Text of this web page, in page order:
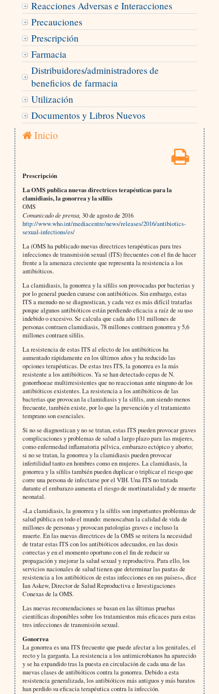
Reacciones Adversas e Interacciones
Precauciones
Prescripción
Farmacia
Distribuidores/administradores de
beneficios de farmacia
Utilización
Documentos y Libros Nuevos
Inicio
Prescripción
La OMS publica nuevas directrices terapéuticas para la
clamidiasis, la gonorrea y la sífilis
OMS
Comunicado de prensa, 30 de agosto de 2016
http://www.who.int/mediacentre/news/releases/2016/antibiotics-
sexual-infections/es/
La (OMS ha publicado nuevas directrices terapéuticas para tres
infecciones de transmisión sexual (ITS) frecuentes con el fin de hacer
frente a la amenaza creciente que representa la resistencia a los
antibióticos.
La clamidiasis, la gonorrea y la sífilis son provocadas por bacterias y
por lo general pueden curarse con antibióticos. Sin embargo, estas
ITS a menudo no se diagnostican, y cada vez es más difícil tratarlas
porque algunos antibióticos están perdiendo eficacia a raíz de su uso
indebido o excesivo. Se calcula que cada año 131 millones de
personas contraen clamidiasis, 78 millones contraen gonorrea y 5,6
millones contraen sífilis.
La resistencia de estas ITS al efecto de los antibióticos ha
aumentado rápidamente en los últimos años y ha reducido las
opciones terapéuticas. De estas tres ITS, la gonorrea es la más
resistente a los antibióticos. Ya se han detectado cepas de N.
gonorrhoeae multirresistentes que no reaccionan ante ninguno de los
antibióticos existentes. La resistencia a los antibióticos de las
bacterias que provocan la clamidiasis y la sífilis, aun siendo menos
frecuente, también existe, por lo que la prevención y el tratamiento
temprano son esenciales.
Si no se diagnostican y no se tratan, estas ITS pueden provocar graves
complicaciones y problemas de salud a largo plazo para las mujeres,
como enfermedad inflamatoria pélvica, embarazo ectópico y aborto;
si no se tratan, la gonorrea y la clamidiasis pueden provocar
infertilidad tanto en hombres como en mujeres. La clamidiasis, la
gonorrea y la sífilis también pueden duplicar o triplicar el riesgo que
corre una persona de infectarse por el VIH. Una ITS no tratada
durante el embarazo aumenta el riesgo de mortinatalidad y de muerte
neonatal.
«La clamidiasis, la gonorrea y la sífilis son importantes problemas de
salud pública en todo el mundo: menoscaban la calidad de vida de
millones de personas y provocan patologías graves e incluso la
muerte. En las nuevas directrices de la OMS se reitera la necesidad
de tratar estas ITS con los antibióticos adecuados, en las dosis
correctas y en el momento oportuno con el fin de reducir su
propagación y mejorar la salud sexual y reproductiva. Para ello, los
servicios nacionales de salud tienen que determinar las pautas de
resistencia a los antibióticos de estas infecciones en sus países», dice
Ian Askew, Director de Salud Reproductiva e Investigaciones
Conexas de la OMS.
Las nuevas recomendaciones se basan en las últimas pruebas
científicas disponibles sobre los tratamientos más eficaces para estas
tres infecciones de transmisión sexual.
Gonorrea
La gonorrea es una ITS frecuente que puede afectar a los genitales, el
recto y la garganta. La resistencia a los antimicrobianos ha aparecido
y se ha expandido tras la puesta en circulación de cada una de las
nuevas clases de antibióticos contra la gonorrea. Debido a esta
resistencia generalizada, los antibióticos más antiguos y más baratos
han perdido su eficacia terapéutica contra la infección.